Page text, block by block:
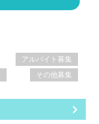
アルバイト募集
その他募集